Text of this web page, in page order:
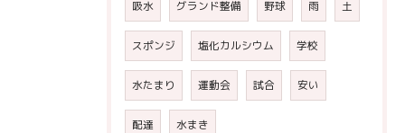
吸水 グランド整備 野球 雨 土
スポンジ 塩化カルシウム 学校
水たまり 運動会 試合 安い
配達 水まき